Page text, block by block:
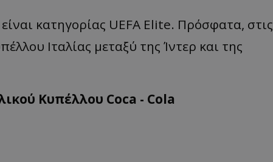
κατηγορίας UEFA Elite. Πρόσφατα, στις
Ιταλίας μεταξύ της Ίντερ και της
Κυπέλλου Coca - Cola